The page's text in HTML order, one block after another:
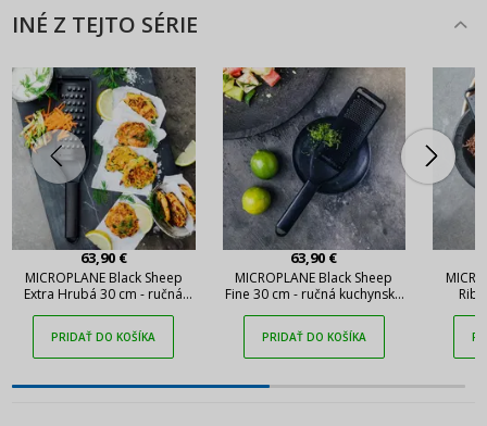
INÉ Z TEJTO SÉRIE
63,90 €
MICROPLANE Black Sheep
Extra Hrubá 30 cm - ručná
zeleninu a syr z
nehrdzavejúcej ocele
PRIDAŤ DO KOŠÍKA
63,90 €
MICROPLANE Black Sheep
Fine 30 cm - ručná kuchynská
nerezovej ocele
PRIDAŤ DO KOŠÍKA